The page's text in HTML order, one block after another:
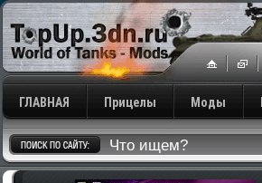
ГЛАВНАЯ Прицелы Моды